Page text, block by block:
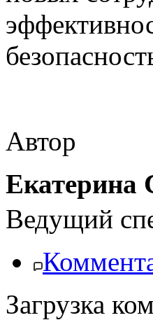
Автор
Екатерина
Ведущий
Загрузка